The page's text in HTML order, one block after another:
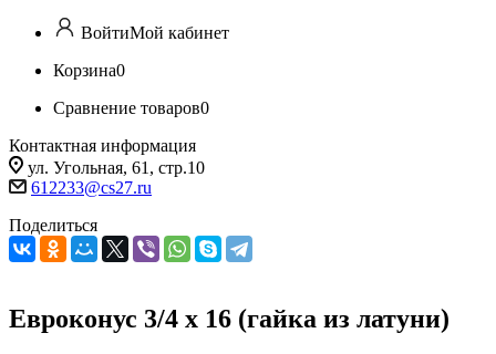
ВойтиМой кабинет
Корзина0
Сравнение товаров0
Контактная информация
ул. Угольная, 61, стр.10
612233@cs27.ru
Поделиться
Евроконус 3/4 х 16 (гайка из латуни)